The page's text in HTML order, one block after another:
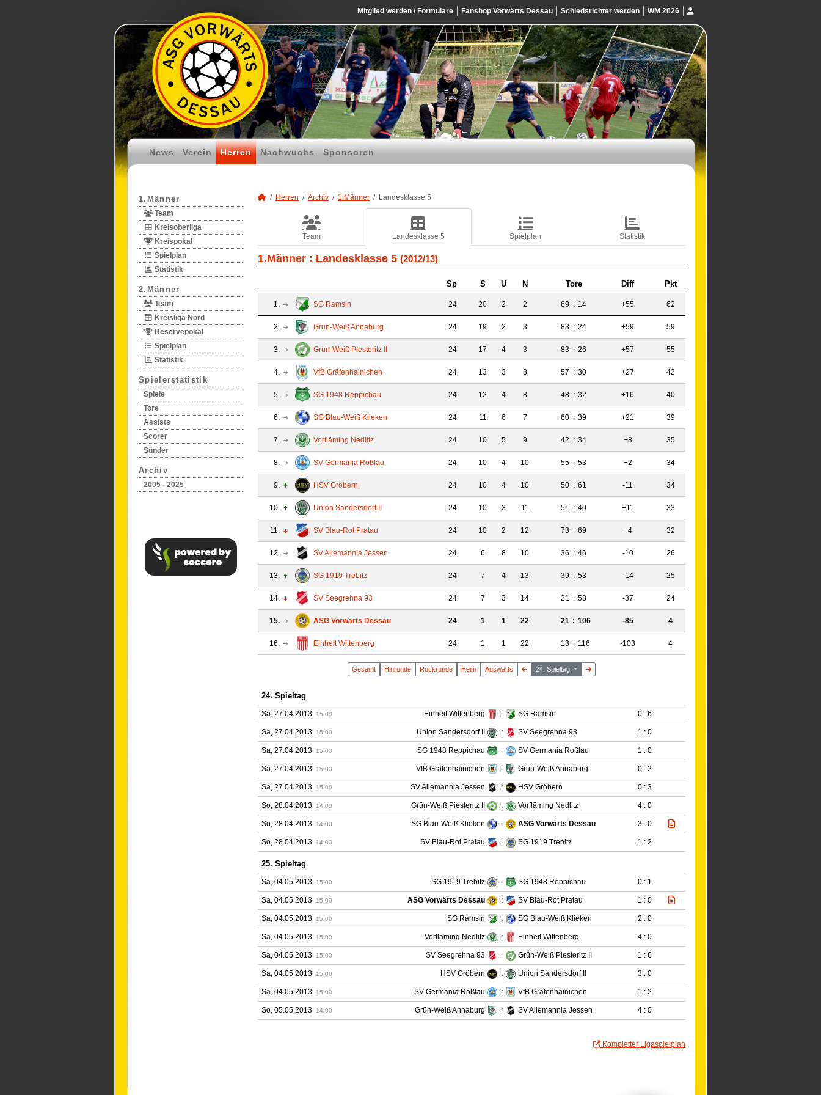
Mitglied werden / Formulare Fanshop Vorwärts Dessau Schiedsrichter werden WM 2026
News Verein Herren Nachwuchs Sponsoren
1.Männer
Team
Kreisoberliga
Kreispokal
Spielplan
Statistik
2.Männer
Team
Kreisliga Nord
Reservepokal
Spielplan
Statistik
Spielerstatistik
Spiele
Tore
Assists
Scorer
Sünder
Archiv
2005 - 2025
Herren Archiv 1.Männer Landesklasse 5
Team Landesklasse 5 Spielplan Statistik
1.Männer : Landesklasse 5 (2012/13)
Sp S U N Tore Diff Pkt
1. SG Ramsin 24 20 2 2 69 : 14 +55 62
2. Grün-Weiß Annaburg 24 19 2 3 83 : 24 +59 59
3. Grün-Weiß Piesteritz II 24 17 4 3 83 : 26 +57 55
4. VfB Gräfenhainichen 24 13 3 8 57 : 30 +27 42
5. SG 1948 Reppichau 24 12 4 8 48 : 32 +16 40
6. SG Blau-Weiß Klieken 24 11 6 7 60 : 39 +21 39
7. Vorfläming Nedlitz 24 10 5 9 42 : 34 +8 35
8. SV Germania Roßlau 24 10 4 10 55 : 53 +2 34
9. HSV Gröbern 24 10 4 10 50 : 61 -11 34
10. Union Sandersdorf II 24 10 3 11 51 : 40 +11 33
11. SV Blau-Rot Pratau 24 10 2 12 73 : 69 +4 32
12. SV Allemannia Jessen 24 6 8 10 36 : 46 -10 26
13. SG 1919 Trebitz 24 7 4 13 39 : 53 -14 25
14. SV Seegrehna 93 24 7 3 14 21 : 58 -37 24
15. ASG Vorwärts Dessau 24 1 1 22 21 : 106 -85 4
16. Einheit Wittenberg 24 1 1 22 13 : 116 -103 4
Gesamt Hinrunde Rückrunde Heim Auswärts 24. Spieltag
24. Spieltag
Sa, 27.04.2013 15:00 Einheit Wittenberg : SG Ramsin 0 : 6
Sa, 27.04.2013 15:00 Union Sandersdorf II : SV Seegrehna 93 1 : 0
Sa, 27.04.2013 15:00 SG 1948 Reppichau : SV Germania Roßlau 1 : 0
Sa, 27.04.2013 15:00 VfB Gräfenhainichen : Grün-Weiß Annaburg 0 : 2
Sa, 27.04.2013 15:00 SV Allemannia Jessen : HSV Gröbern 0 : 3
So, 28.04.2013 14:00 Grün-Weiß Piesteritz II : Vorfläming Nedlitz 4 : 0
So, 28.04.2013 14:00 SG Blau-Weiß Klieken : ASG Vorwärts Dessau 3 : 0
So, 28.04.2013 14:00 SV Blau-Rot Pratau : SG 1919 Trebitz 1 : 2
25. Spieltag
Sa, 04.05.2013 15:00 SG 1919 Trebitz : SG 1948 Reppichau 0 : 1
Sa, 04.05.2013 15:00 ASG Vorwärts Dessau : SV Blau-Rot Pratau 1 : 0
Sa, 04.05.2013 15:00 SG Ramsin : SG Blau-Weiß Klieken 2 : 0
Sa, 04.05.2013 15:00 Vorfläming Nedlitz : Einheit Wittenberg 4 : 0
Sa, 04.05.2013 15:00 SV Seegrehna 93 : Grün-Weiß Piesteritz II 1 : 6
Sa, 04.05.2013 15:00 HSV Gröbern : Union Sandersdorf II 3 : 0
Sa, 04.05.2013 15:00 SV Germania Roßlau : VfB Gräfenhainichen 1 : 2
So, 05.05.2013 14:00 Grün-Weiß Annaburg : SV Allemannia Jessen 4 : 0
Kompletter Ligaspielplan